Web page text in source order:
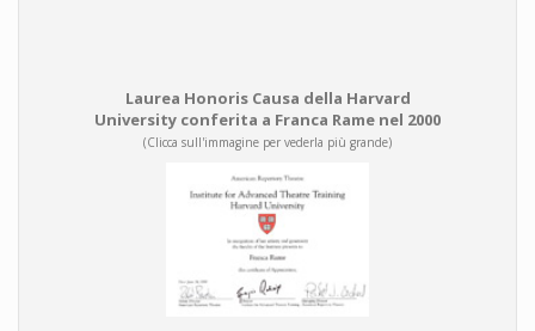
Laurea Honoris Causa della Harvard
University conferita a Franca Rame nel 2000
(Clicca sull'immagine per vederla più grande)